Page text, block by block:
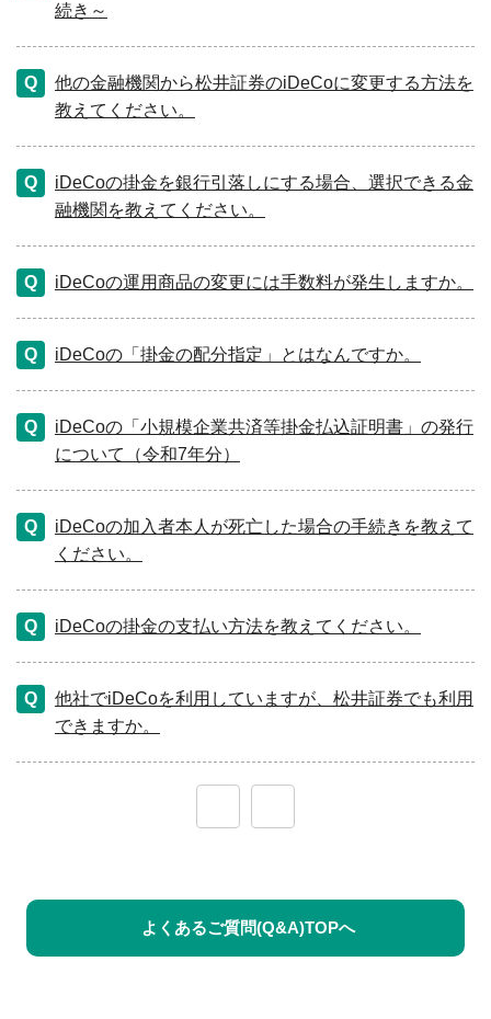
続き～
他の金融機関から松井証券のiDeCoに変更する方法を
教えてください。
iDeCoの掛金を銀行引落しにする場合、選択できる金
融機関を教えてください。
iDeCoの運用商品の変更には手数料が発生しますか。
iDeCoの「掛金の配分指定」とはなんですか。
iDeCoの「小規模企業共済等掛金払込証明書」の発行
について（令和7年分）
iDeCoの加入者本人が死亡した場合の手続きを教えて
ください。
iDeCoの掛金の支払い方法を教えてください。
他社でiDeCoを利用していますが、松井証券でも利用
できますか。
よくあるご質問(Q&A)TOPへ